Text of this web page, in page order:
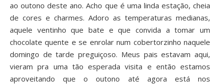
ao outono deste ano. Acho que é uma linda estação, cheia
de cores e charmes. Adoro as temperaturas medianas,
aquele ventinho que bate e que convida a tomar um
chocolate quente e se enrolar num cobertorzinho naquele
domingo de tarde preguiçoso. Meus pais estavam aqui,
vieram pra uma tão esperada visita e então estamos
aproveitando que o outono até agora está nos